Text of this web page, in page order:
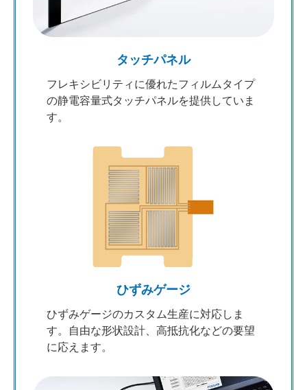
タッチパネル
フレキシビリティに優れたフィルムタイプ
の静電容量式タッチパネルを提供していま
す。
ひずみゲージ
ひずみゲージのカスタム生産に対応しま
す。自由な形状設計、高抵抗化などの要望
に応えます。